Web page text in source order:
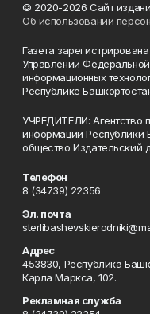
© 2020-2026 Сайт
Об использовании
Газета
Управлении
информационных
Республике
УЧРЕДИТЕЛИ: Агентство
информации Республики
общество Издательский
Телефон
8 (34739) 22356
Эл. почта
Адрес
453830, Республика
Карла Маркса, 102.
Рекламная служба